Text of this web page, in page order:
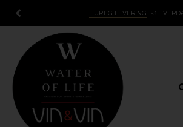
HURTIG LEVERING1-3 HVERDAGE